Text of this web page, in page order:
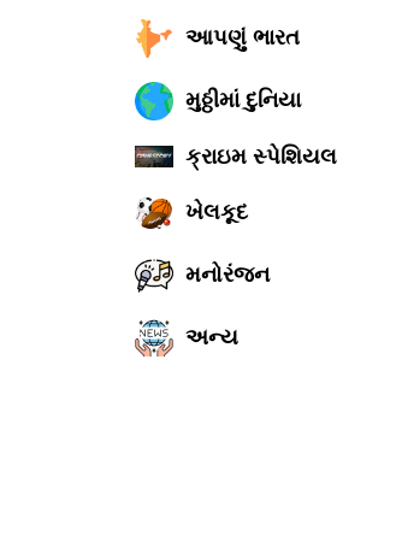
આપણું ભારત
મુઠ્ઠીમાં દુનિયા
ક્રાઇમ સ્પેશિયલ
ખેલકૂદ
મનોરંજન
અન્ય